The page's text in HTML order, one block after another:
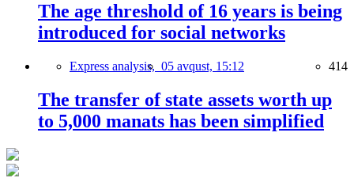
The age threshold of 16 years is being
introduced for social networks
Express analysis, 05 avqust, 15:12 414
The transfer of state assets worth up
to 5,000 manats has been simplified